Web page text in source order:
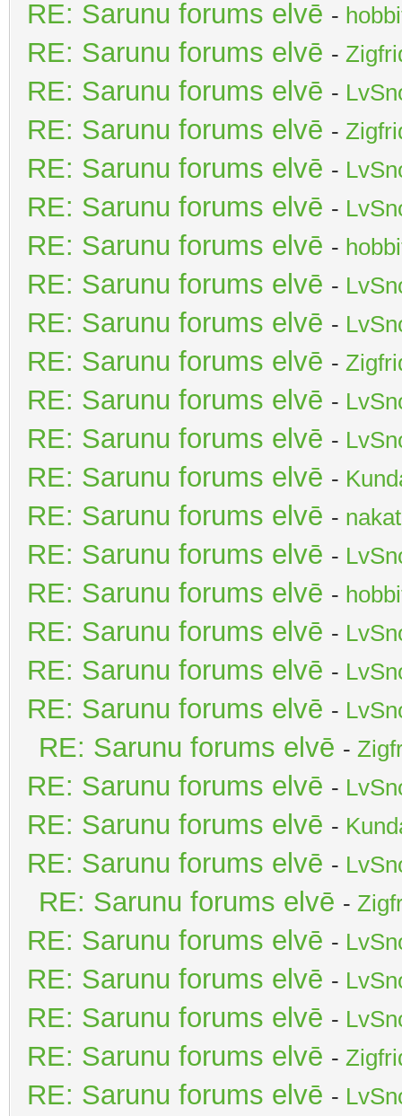
RE: Sarunu forums elvē -
RE: Sarunu forums elvē -
RE: Sarunu forums elvē -
RE: Sarunu forums elvē -
RE: Sarunu forums elvē -
RE: Sarunu forums elvē -
RE: Sarunu forums elvē -
RE: Sarunu forums elvē -
RE: Sarunu forums elvē -
RE: Sarunu forums elvē -
RE: Sarunu forums elvē -
RE: Sarunu forums elvē -
RE: Sarunu forums elvē -
RE: Sarunu forums elvē -
RE: Sarunu forums elvē -
RE: Sarunu forums elvē -
RE: Sarunu forums elvē -
RE: Sarunu forums elvē -
RE: Sarunu forums elvē -
RE: Sarunu forums elvē -
RE: Sarunu forums elvē -
RE: Sarunu forums elvē -
RE: Sarunu forums elvē -
RE: Sarunu forums elvē -
RE: Sarunu forums elvē -
RE: Sarunu forums elvē -
RE: Sarunu forums elvē -
RE: Sarunu forums elvē -
RE: Sarunu forums elvē -